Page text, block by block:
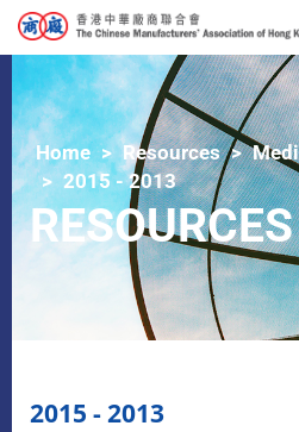
Home Resources
2015 - 2013
RESOURCES
2015 - 2013